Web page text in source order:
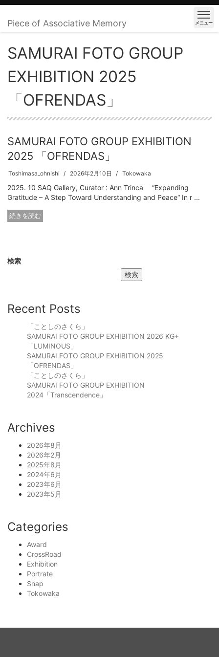
Piece of Associative Memory メニュー
SAMURAI FOTO GROUP
EXHIBITION 2025
「OFRENDAS」
SAMURAI FOTO GROUP EXHIBITION
2025 「OFRENDAS」
Toshimasa_ohnishi 2026年2月10日 Tokowaka
2025. 10 SAQ Gallery, Curator : Ann Trinca “Expanding
Gratitude – A Step Toward Understanding and Peace“ In r ...
続きを読む
検索
検索
Recent Posts
「ことしのさくら」
SAMURAI FOTO GROUP EXHIBITION 2026 KG+
「LUMINOUS」
SAMURAI FOTO GROUP EXHIBITION 2025
「OFRENDAS」
「ことしのさくら」
SAMURAI FOTO GROUP EXHIBITION
2024「Transcendence」
Archives
2026年8月
2026年2月
2025年8月
2024年6月
2023年6月
2023年5月
Categories
Award
CrossRoad
Exhibition
Portrate
Snap
Tokowaka